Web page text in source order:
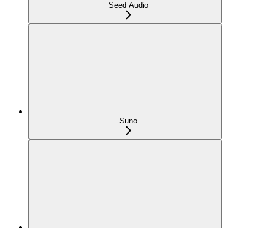
Seed Audio
Suno